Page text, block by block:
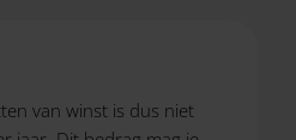
van winst is dus niet